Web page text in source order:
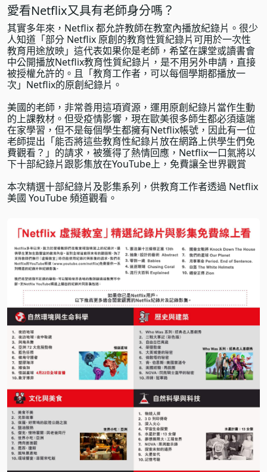
愛看Netflix又具有老師身分嗎？
其實多年來，Netflix 都允許教師在教室內播放紀錄片。很少
人知道「部分 Netflix 原創的教育性質紀錄片可用於一次性
教育用途放映」這代表如果你是老師，希望在課堂或讀書會
中公開播放Netflix教育性質紀錄片，是不用另外申請，直接
被授權允許的。且「教育工作者，可以每個學期都播放一
次」Netflix的原創紀錄片。
美國的老師，非常善用這項資源，運用原創紀錄片當作生動
的上課教材。但受疫情影響，現在歐美很多師生都必須遠端
在家學習，但不是每個學生都擁有Netflix帳號，因此有一位
老師提出「能否將這些教育性紀錄片放在網路上供學生們免
費觀看？」的請求，被獲得了熱情回應，Netflix一口氣將以
下十部紀錄片跟影集放在YouTube上，免費讓全世界觀賞
本次精選十部紀錄片及影集系列，供教育工作者透過 Netflix
美國 YouTube 頻道觀看。